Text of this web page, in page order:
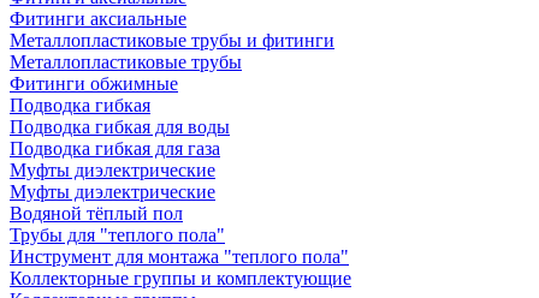
Фитинги аксиальные
Металлопластиковые трубы и фитинги
Металлопластиковые трубы
Фитинги обжимные
Подводка гибкая
Подводка гибкая для воды
Подводка гибкая для газа
Муфты диэлектрические
Муфты диэлектрические
Водяной тёплый пол
Трубы для "теплого пола"
Инструмент для монтажа "теплого пола"
Коллекторные группы и комплектующие